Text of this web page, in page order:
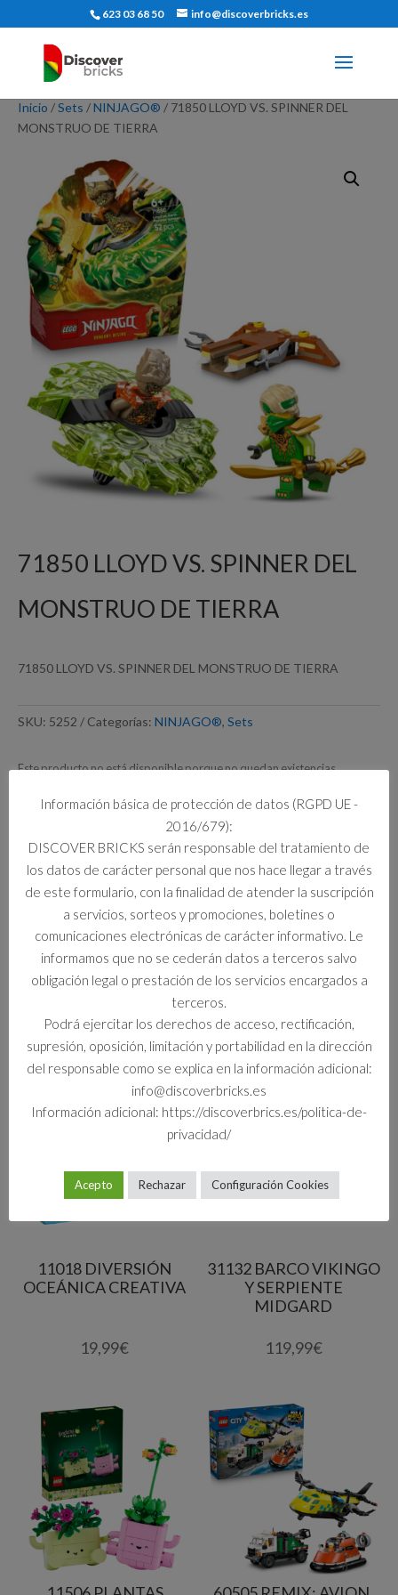
623 03 68 50 info@discoverbricks.es
Inicio /Sets /NINJAGO® / 71850 LLOYD VS. SPINNER DEL
MONSTRUO DE TIERRA
71850 LLOYD VS. SPINNER DEL
MONSTRUO DE TIERRA
71850 LLOYD VS. SPINNER DEL MONSTRUO DE TIERRA
SKU: 5252 Categorías: NINJAGO®, Sets
Este producto no está disponible porque no quedan existencias.
Información adicional
Información adicional
Formato
Set
Productos relacionados
11018 DIVERSIÓN
OCEÁNICA CREATIVA
19,99€
31132 BARCO VIKINGO
Y SERPIENTE
MIDGARD
119,99€
Información básica de protección de datos (RGPD UE -
2016/679):
DISCOVER BRICKS serán responsable del tratamiento de
los datos de carácter personal que nos hace llegar a través
de este formulario, con la finalidad de atender la suscripción
a servicios, sorteos y promociones, boletines o
comunicaciones electrónicas de carácter informativo. Le
informamos que no se cederán datos a terceros salvo
obligación legal o prestación de los servicios encargados a
terceros.
Podrá ejercitar los derechos de acceso, rectificación,
supresión, oposición, limitación y portabilidad en la dirección
del responsable como se explica en la información adicional:
info@discoverbricks.es
Información adicional: https://discoverbrics.es/politica-de-
privacidad/
Acepto Rechazar Configuración Cookies